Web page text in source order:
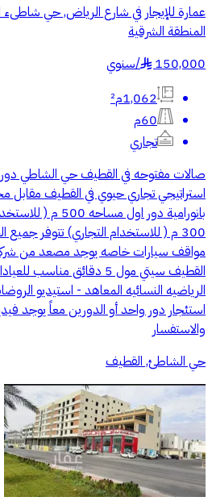
عمارة للإيجار في شارع الرياض, حي
المنطقة الشرقية
150,000
§
/سنوي
1,062م²
60م
تجاري
صالات مفتوحه في القطيف حي الشاطي
استراتيجي تجاري حيوي في القطيف
بانورامية دور اول
300 م ( للاستخدام التجاري) تتوفر
القطيف سيتي مول 5 دقائق
الرياضيه النسائيه المعاهد - استيديو
استئجار دور واحد أو الدورين معاً يوجد
والاستفسار
حي الشاطئ, القطيف